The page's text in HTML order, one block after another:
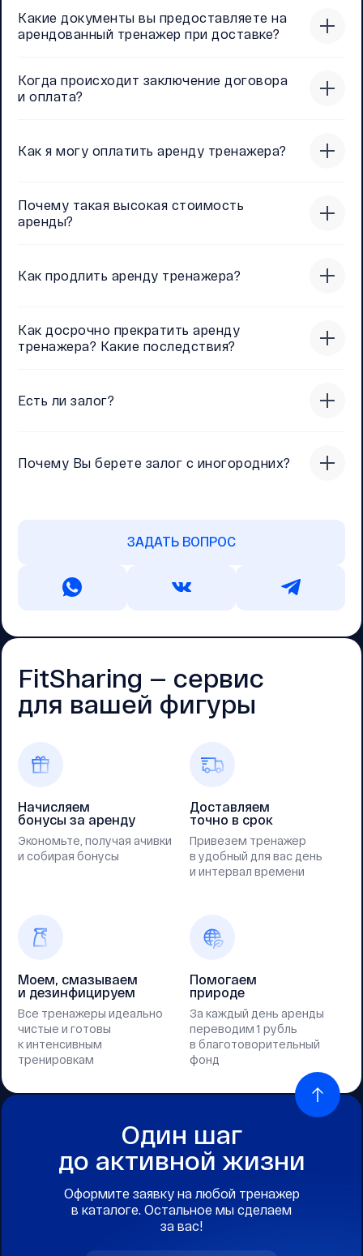
Какие документы вы предоставляете на
арендованный тренажер при доставке?
Когда происходит заключение договора
и оплата?
Как я могу оплатить аренду тренажера?
Почему такая высокая стоимость
аренды?
Как продлить аренду тренажера?
Как досрочно прекратить аренду
тренажера? Какие последствия?
Есть ли залог?
Почему Вы берете залог с иногородних?
ЗАДАТЬ ВОПРОС
FitSharing — cервис
для вашей фигуры
Начисляем
бонусы за аренду
Экономьте, получая ачивки
и собирая бонусы
Доставляем
точно в срок
Привезем тренажер
в удобный для вас день
и интервал времени
Моем, смазываем
и дезинфицируем
Все тренажеры идеально
чистые и готовы
к интенсивным
тренировкам
Помогаем
природе
За каждый день аренды
переводим 1 рубль
в благотоворительный
фонд
Один шаг
до активной жизни
Оформите заявку на любой тренажер
в каталоге. Остальное мы сделаем
за вас!